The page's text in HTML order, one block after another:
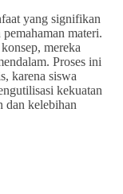
yang signifikan
materi.
mereka
Proses ini
karena siswa
kekuatan
dan kelebihan